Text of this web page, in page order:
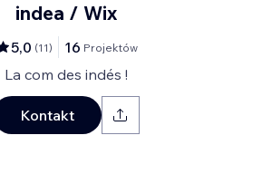
indea / Wix
5,0 (11) 16 Projektów
La com des indés !
Kontakt